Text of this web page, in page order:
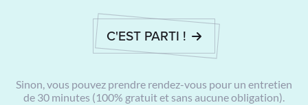
C'EST PARTI !
Sinon, vous pouvez prendre rendez-vous pour un entretien
de 30 minutes (100% gratuit et sans aucune obligation).